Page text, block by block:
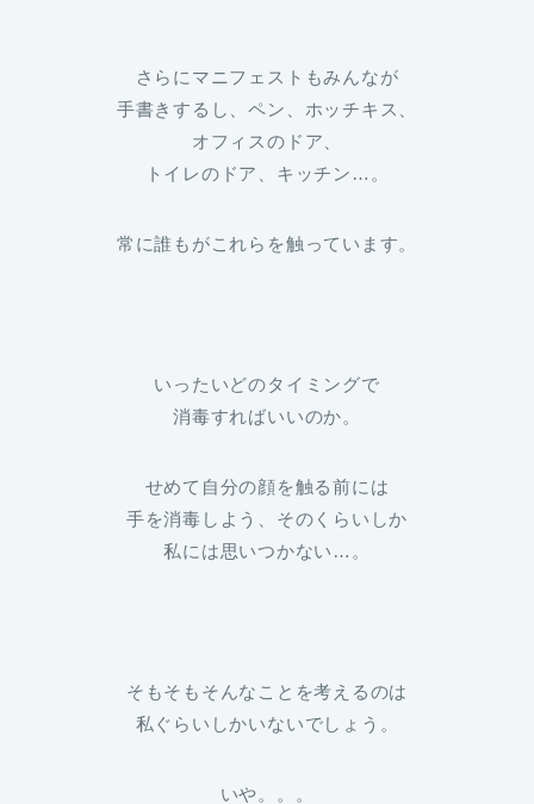
さらにマニフェストもみんなが
手書きするし、ペン、ホッチキス、
オフィスのドア、
トイレのドア、キッチン…。
常に誰もがこれらを触っています。
いったいどのタイミングで
消毒すればいいのか。
せめて自分の顔を触る前には
手を消毒しよう、そのくらいしか
私には思いつかない…。
そもそもそんなことを考えるのは
私ぐらいしかいないでしょう。
いや。。。